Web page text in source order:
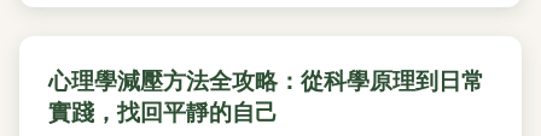
心理學減壓方法全攻略：從科學原理到日常
實踐，找回平靜的自己